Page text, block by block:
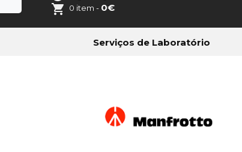
0 item - 0€
Serviços de Laboratório